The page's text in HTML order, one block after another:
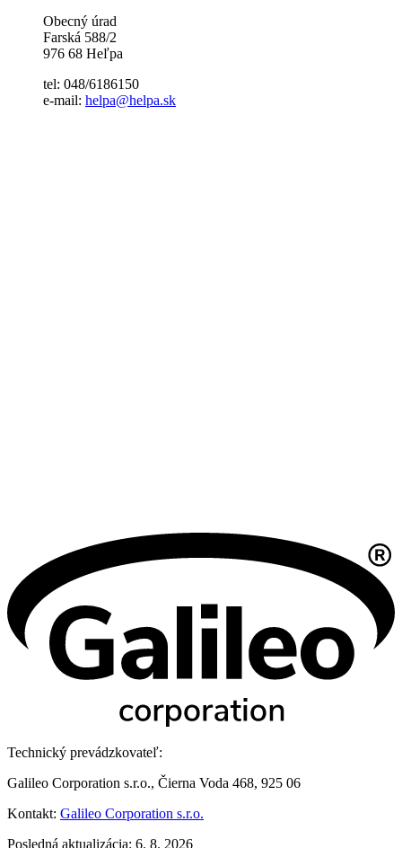
Obecný úrad
Farská 588/2
976 68 Heľpa
tel: 048/6186150
e-mail: helpa@helpa.sk
Technický prevádzkovateľ:
Galileo Corporation s.r.o., Čierna Voda 468, 925 06
Kontakt: Galileo Corporation s.r.o.
Posledná aktualizácia: 6. 8. 2026